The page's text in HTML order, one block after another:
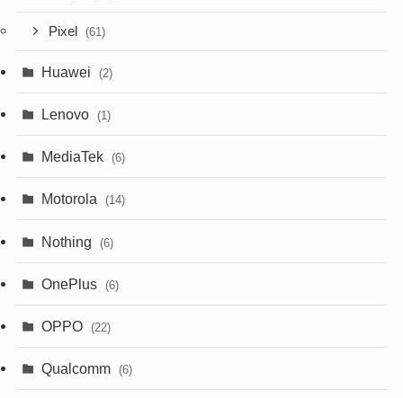
Pixel (61)
Huawei (2)
Lenovo (1)
MediaTek (6)
Motorola (14)
Nothing (6)
OnePlus (6)
OPPO (22)
Qualcomm (6)